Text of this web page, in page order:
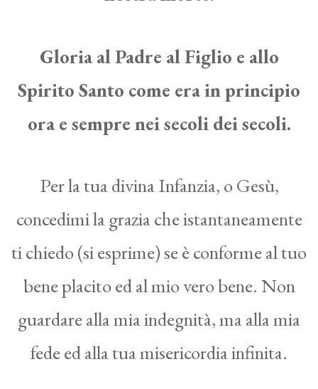
Gloria al Padre al Figlio e allo
Spirito Santo come era in principio
ora e sempre nei secoli dei secoli.
Per la tua divina Infanzia, o Gesù,
concedimi la grazia che istantaneamente
ti chiedo (si esprime) se è conforme al tuo
bene placito ed al mio vero bene. Non
guardare alla mia indegnità, ma alla mia
fede ed alla tua misericordia infinita.